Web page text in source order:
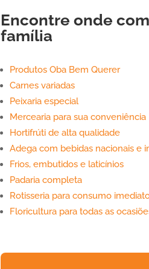
Encontre onde
família
Produtos Oba Bem Querer
Carnes variadas
Peixaria especial
Mercearia para sua conveniência
Hortifrúti de alta qualidade
Adega com bebidas nacionais e
Frios, embutidos e laticínios
Padaria completa
Rotisseria para consumo
Floricultura para todas as